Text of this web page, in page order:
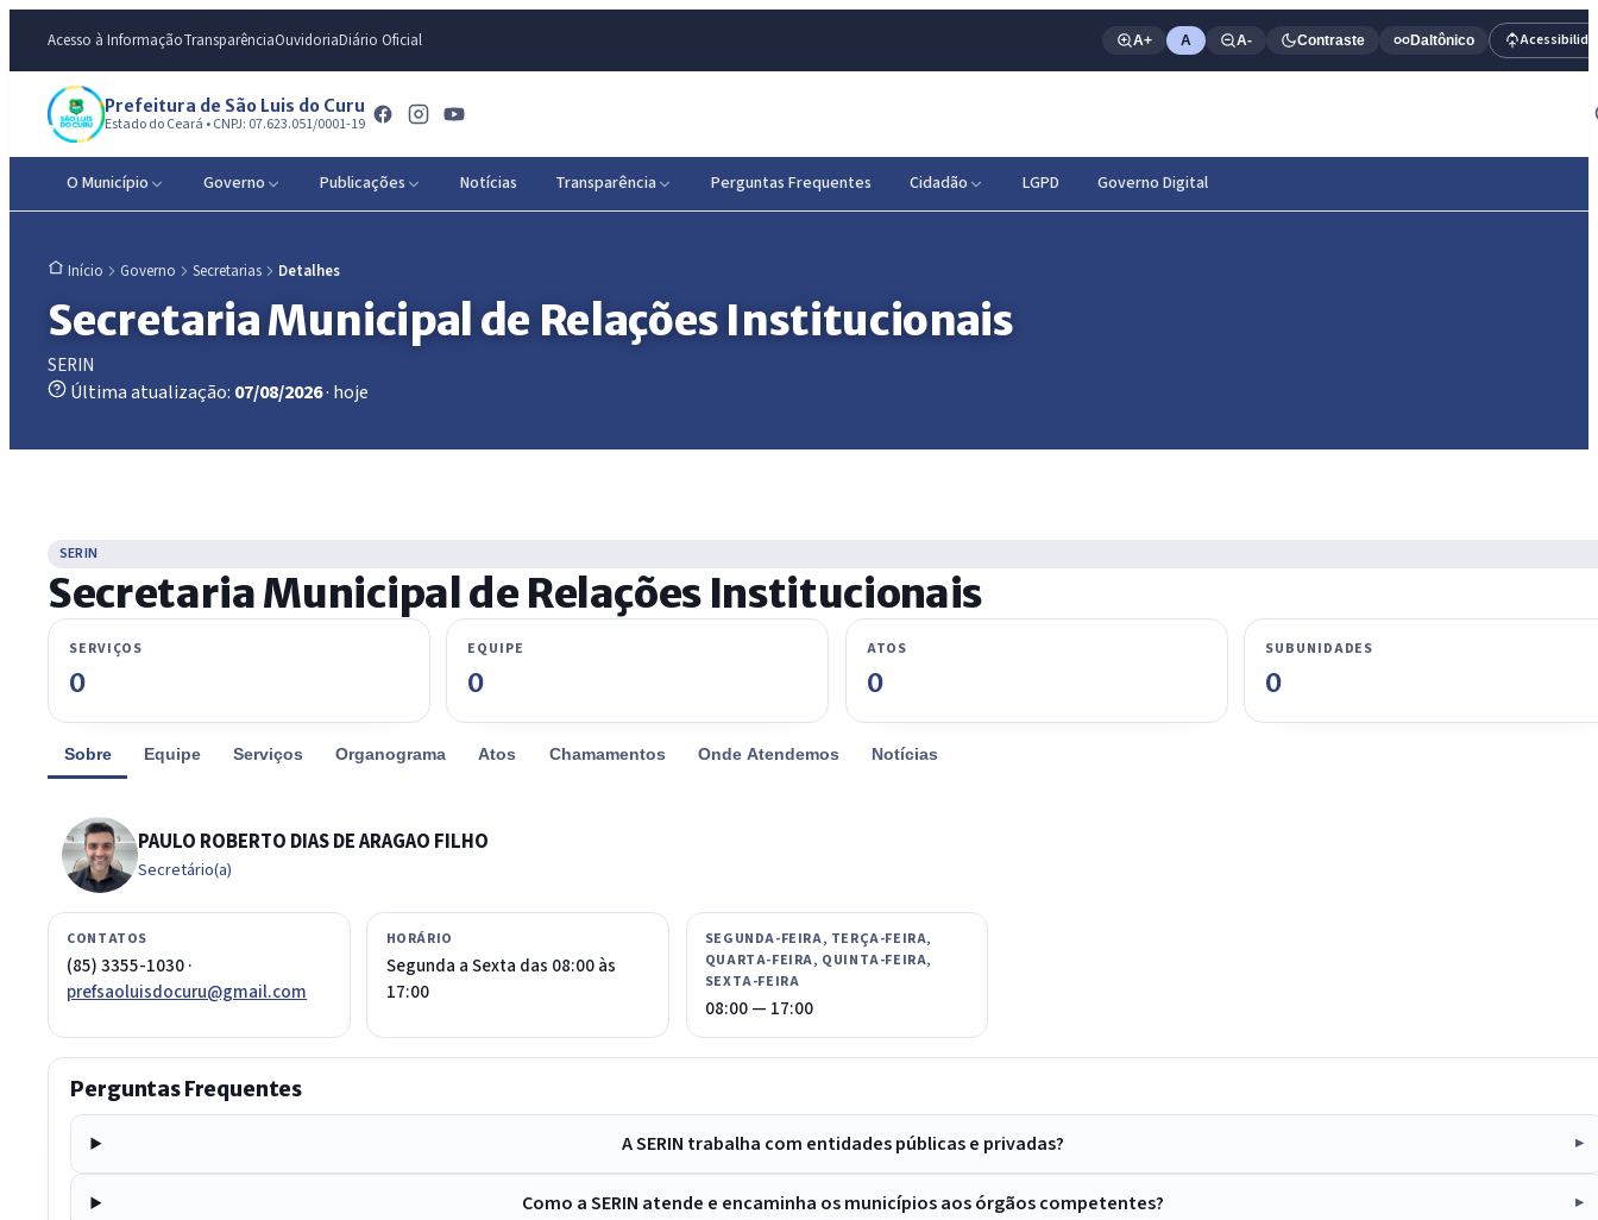
Acesso à InformaçãoTransparênciaOuvidoriaDiário Oficial A+ A A- Contraste Daltônico
Prefeitura de São Luis do Curu
Estado do Ceará • CNPJ: 07.623.051/0001-19
O Município Governo Publicações Notícias Transparência Perguntas Frequentes Cidadão LGPD Governo Digital
Início Governo Secretarias Detalhes
Secretaria Municipal de Relações Institucionais
SERIN
Última atualização: 07/08/2026· hoje
SERIN
Secretaria Municipal de Relações Institucionais
SERVIÇOS
0
EQUIPE
0
ATOS
0
SUBUNIDADES
0
Sobre Equipe Serviços Organograma Atos Chamamentos Onde Atendemos Notícias
PAULO ROBERTO DIAS DE ARAGAO FILHO
Secretário(a)
CONTATOS
(85) 3355-1030 ·
prefsaoluisdocuru@gmail.com
HORÁRIO
Segunda a Sexta das 08:00 às
17:00
SEGUNDA-FEIRA, TERÇA-FEIRA,
QUARTA-FEIRA, QUINTA-FEIRA,
SEXTA-FEIRA
08:00 — 17:00
Perguntas Frequentes
A SERIN trabalha com entidades públicas e privadas?
Como a SERIN atende e encaminha os municípios aos órgãos competentes?